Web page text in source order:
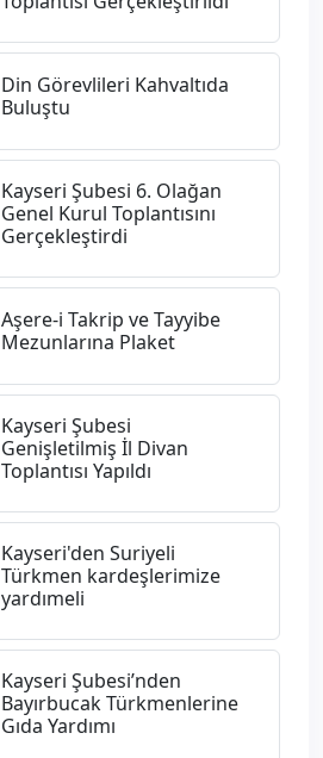
Din Görevlileri Kahvaltıda
Buluştu
Kayseri Şubesi 6. Olağan
Genel Kurul Toplantısını
Gerçekleştirdi
Aşere-i Takrip ve Tayyibe
Mezunlarına Plaket
​Kayseri Şubesi
Genişletilmiş İl Divan
Toplantısı Yapıldı
Kayseri'den Suriyeli
Türkmen kardeşlerimize
yardımeli
​Kayseri Şubesi’nden
Bayırbucak Türkmenlerine
Gıda Yardımı